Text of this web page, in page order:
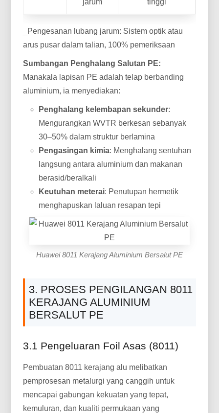
jarum tinggi
_Pengesanan lubang jarum: Sistem optik atau
arus pusar dalam talian, 100% pemeriksaan
Sumbangan Penghalang Salutan PE:
Manakala lapisan PE adalah telap berbanding
aluminium, ia menyediakan:
Penghalang kelembapan sekunder:
Mengurangkan WVTR berkesan sebanyak
30–50% dalam struktur berlamina
Pengasingan kimia: Menghalang sentuhan
langsung antara aluminium dan makanan
berasid/beralkali
Keutuhan meterai: Penutupan hermetik
menghapuskan laluan resapan tepi
Huawei 8011 Kerajang Aluminium Bersalut PE
3. PROSES PENGILANGAN 8011
KERAJANG ALUMINIUM
BERSALUT PE
3.1 Pengeluaran Foil Asas (8011)
Pembuatan 8011 kerajang alu melibatkan
pemprosesan metalurgi yang canggih untuk
mencapai gabungan kekuatan yang tepat,
kemuluran, dan kualiti permukaan yang